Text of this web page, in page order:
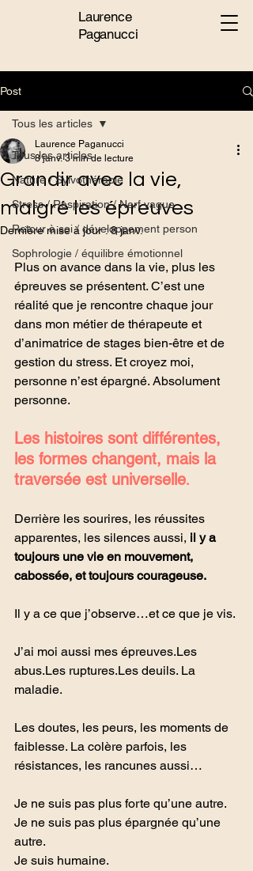
Laurence
Paganucci
Post
Tous les articles
Nature / Sylvothérapie
Stress / Respiration / Nerf vague
Retour à soi / développement person
Sophrologie / équilibre émotionnel
Tous les articles
Grandir avec la vie,
malgré les épreuves
Laurence Paganucci
8 janv. 3 min de lecture
Dernière mise à jour :8 janv.
Plus on avance dans la vie, plus les
épreuves se présentent. C’est une
réalité que je rencontre chaque jour
dans mon métier de thérapeute et
d’animatrice de stages bien-être et de
gestion du stress. Et croyez moi,
personne n’est épargné. Absolument
personne.
Les histoires sont différentes,
les formes changent, mais la
traversée est universelle.
Derrière les sourires, les réussites
apparentes, les silences aussi, il y a
toujours une vie en mouvement,
cabossée, et toujours courageuse.
Il y a ce que j’observe…et ce que je vis.
J’ai moi aussi mes épreuves.Les
abus.Les ruptures.Les deuils. La
maladie.
Les doutes, les peurs, les moments de
faiblesse. La colère parfois, les
résistances, les rancunes aussi…
Je ne suis pas plus forte qu’une autre.
Je ne suis pas plus épargnée qu’une
autre.
Je suis humaine.